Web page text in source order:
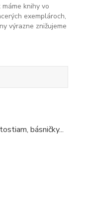
máme knihy vo
exemplároch,
výrazne znižujeme
básničky...